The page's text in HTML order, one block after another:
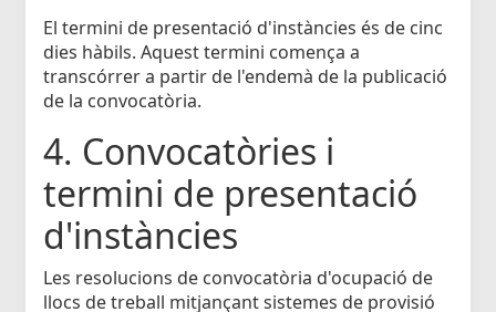
El termini de presentació d'instàncies és de cinc
dies hàbils. Aquest termini comença a
transcórrer a partir de l'endemà de la publicació
de la convocatòria.
4. Convocatòries i
termini de presentació
d'instàncies
Les resolucions de convocatòria d'ocupació de
llocs de treball mitjançant sistemes de provisió